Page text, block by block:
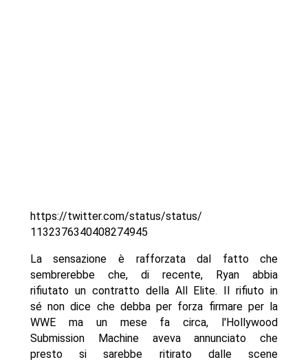
https://twitter.com/status/status/
1132376340408274945
La sensazione è rafforzata dal fatto che
sembrerebbe che, di recente, Ryan abbia
rifiutato un contratto della All Elite. Il rifiuto in
sé non dice che debba per forza firmare per la
WWE ma un mese fa circa, l'Hollywood
Submission Machine aveva annunciato che
presto si sarebbe ritirato dalle scene